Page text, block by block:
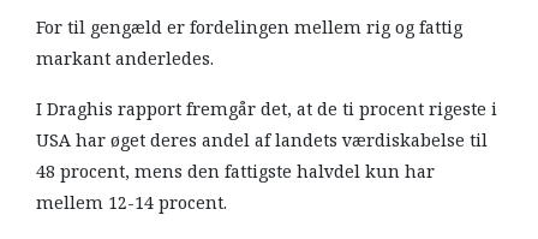
For til gengæld er fordelingen mellem rig og fattig
markant anderledes.
I Draghis rapport fremgår det, at de ti procent rigeste i
USA har øget deres andel af landets værdiskabelse til
48 procent, mens den fattigste halvdel kun har
mellem 12-14 procent.